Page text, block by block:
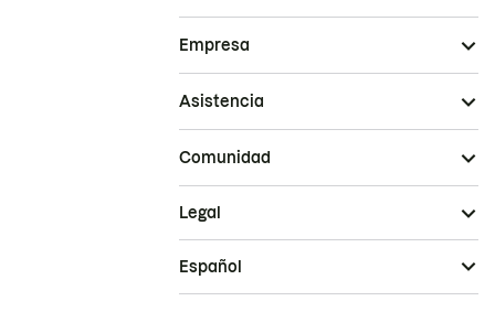
Empresa
Asistencia
Comunidad
Legal
Español